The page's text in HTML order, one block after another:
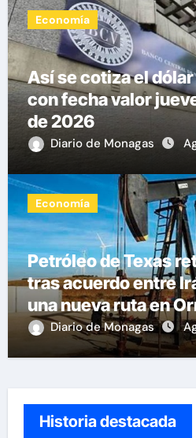
Economía
Así se cotiza el
con fecha valor
de 2026
Diario de Monagas
Economía
Petróleo de Texas
tras acuerdo entre
una nueva ruta en
Diario de Monagas
Historia destacada